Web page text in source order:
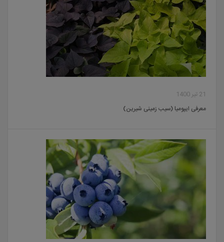
21 تیر 1400
معرفی ایپومیا (سیب زمینی شیرین)